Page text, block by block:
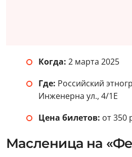
Когда: 2 марта 2025
Где: Российский
Инженерна ул., 4/1Е
Цена билетов: от 350
Масленица на